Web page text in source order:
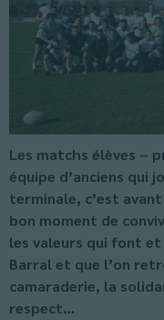
Les matchs élèves –
équipe d’anciens qui
terminale, c’est
bon moment de
les valeurs qui font
Barral et que l’on
camaraderie, la
respect…